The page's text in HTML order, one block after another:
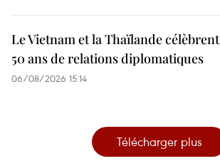
Le Vietnam et la Thaïlande célèbrent
50 ans de relations diplomatiques
06/08/2026 15:14
Télécharger plus